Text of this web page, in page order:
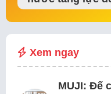
đế chế thể…
Xem ngay
MUJI: Đế